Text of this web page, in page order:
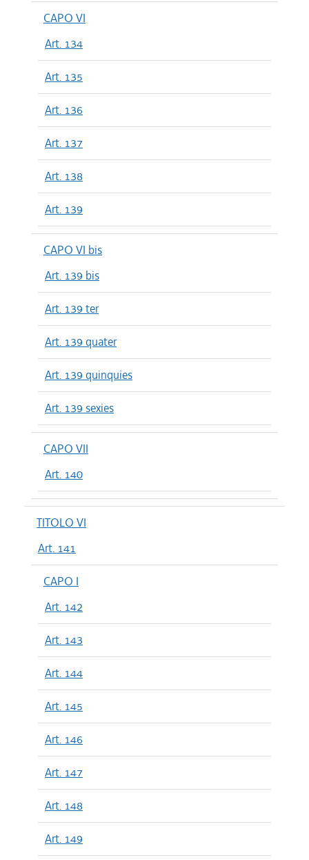
CAPO VI
Art. 134
Art. 135
Art. 136
Art. 137
Art. 138
Art. 139
CAPO VI bis
Art. 139 bis
Art. 139 ter
Art. 139 quater
Art. 139 quinquies
Art. 139 sexies
CAPO VII
Art. 140
TITOLO VI
Art. 141
CAPO I
Art. 142
Art. 143
Art. 144
Art. 145
Art. 146
Art. 147
Art. 148
Art. 149